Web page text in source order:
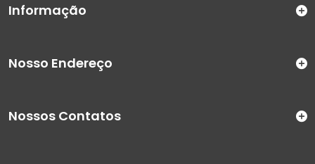
Informação
Nosso Endereço
Nossos Contatos